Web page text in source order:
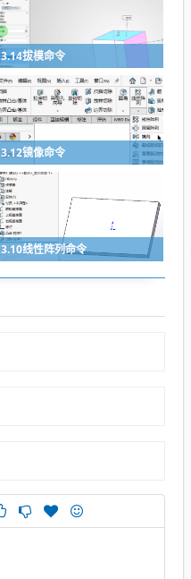
3.14拔模命令
3.12镜像命令
3.10线性阵列命令